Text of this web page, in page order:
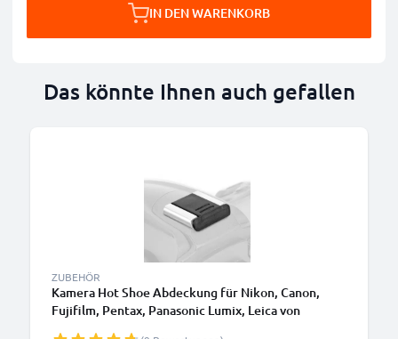
IN DEN WARENKORB
Das könnte Ihnen auch gefallen
ZUBEHÖR
Kamera Hot Shoe Abdeckung für Nikon, Canon,
Fujifilm, Pentax, Panasonic Lumix, Leica von